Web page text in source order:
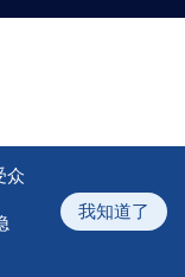
众
我知道了